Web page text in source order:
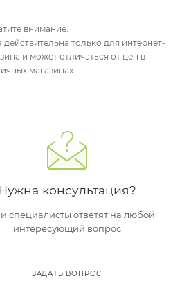
внимание:
действительна только для интернет-
и может отличаться от цен в
магазинах
Нужна консультация?
специалисты ответят на любой
интересующий вопрос
ЗАДАТЬ ВОПРОС